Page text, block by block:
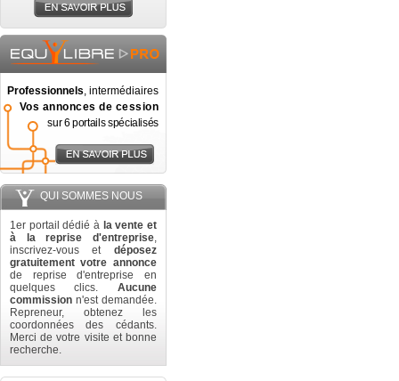
Professionnels, intermédiaires
Vos annonces de cession
sur 6 portails spécialisés
QUI SOMMES NOUS
1er portail dédié à la vente et
à la reprise d'entreprise,
inscrivez-vous et déposez
gratuitement votre annonce
de reprise d'entreprise en
quelques clics. Aucune
commission n'est demandée.
Repreneur, obtenez les
coordonnées des cédants.
Merci de votre visite et bonne
recherche.